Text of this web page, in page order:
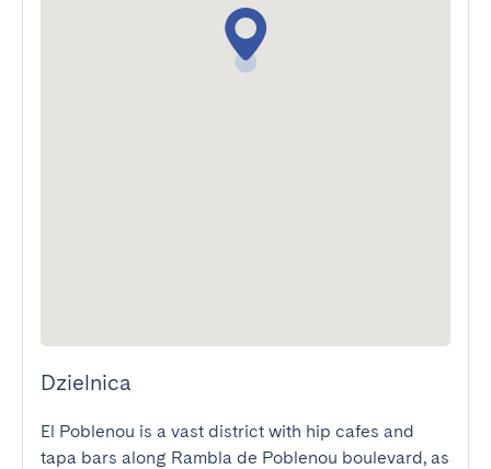
Dzielnica
El Poblenou is a vast district with hip cafes and
tapa bars along Rambla de Poblenou boulevard, as